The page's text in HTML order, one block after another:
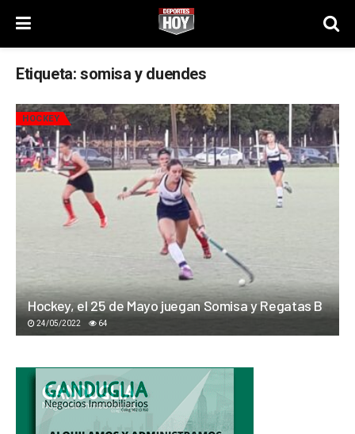
Etiqueta: somisa y duendes
HOCKEY
Hockey, el 25 de Mayo juegan Somisa y Regatas B
24/05/2022 64